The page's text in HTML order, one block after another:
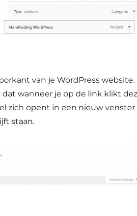
van je WordPress website.
wanneer je op de link klikt
zich opent in een nieuw venster
staan.